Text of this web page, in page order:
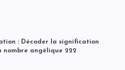
: Décoder la signification
nombre angélique 222